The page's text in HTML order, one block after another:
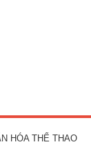
HÓA THỂ THAO